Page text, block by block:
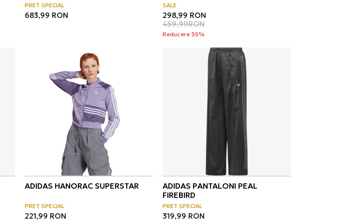
PRET SPECIAL
683,99 RON
SALE
298,99 RON
459,99RON
Reducere 35%
ADIDAS HANORAC SUPERSTAR
PRET SPECIAL
221,99 RON
ADIDAS PANTALONI PEAL
FIREBIRD
PRET SPECIAL
319,99 RON